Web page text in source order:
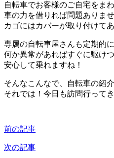
自転車でお客様のご自宅をま
車の力を借りれば問題ありませ
カゴにはカバーが取り付けて
専属の自転車屋さんも定期的
何か異常があればすぐに駆け
安心して乗れますね！
そんなこんなで、自転車の紹
それでは！今日も訪問行ってき
前の記事
次の記事